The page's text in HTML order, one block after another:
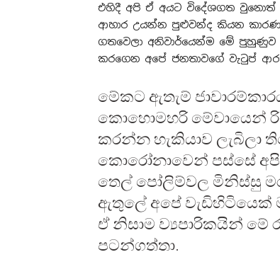
එහිදී අපි ඒ අයට විදේශගත වුනොත්
ආහාර උයන්න පුළුවන්ද කියන
ගතවෙලා අනිවාර්යෙන්ම මේ
කරගෙන අපේ ජනතාවගේ වැටුප්
මේකට ඇතැම්
කොහොමහරි මේවායෙන්
කරන්න හැකියාව ලැබිලා
කොරෝනාවෙන් පස්සේ
තෙල් පෝලිම්වල මිනිස්සු
ඇතුලේ අපේ වැඩිහිටියෙක්
ඒ නිසාම ව්‍යපාරිකයින් මේ
පටන්ගත්තා.